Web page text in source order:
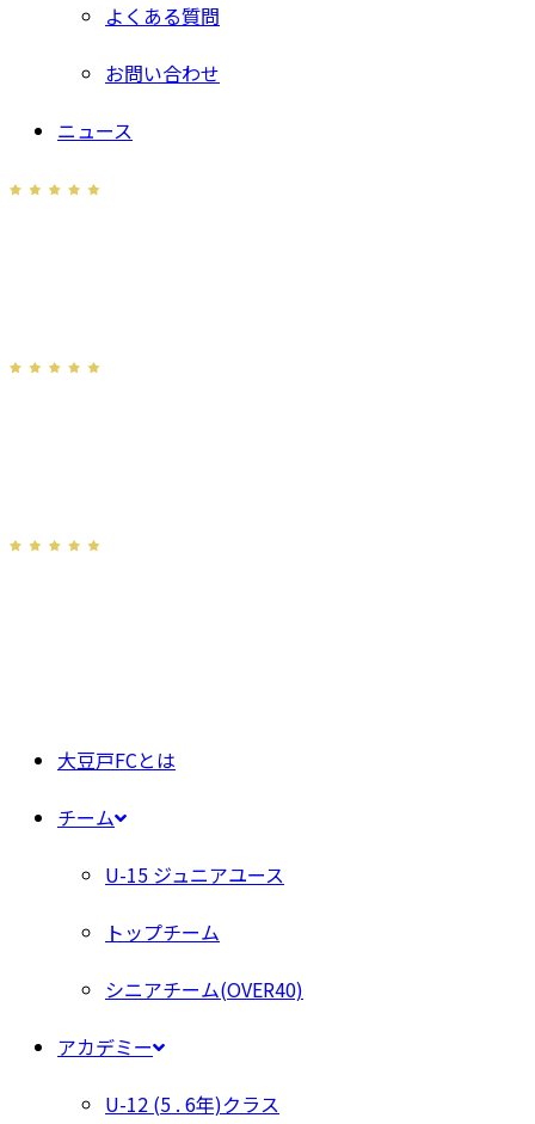
よくある質問
お問い合わせ
ニュース
大豆戸FCとは
チーム
U-15 ジュニアユース
トップチーム
シニアチーム(OVER40)
アカデミー
U-12 (5 . 6年)クラス